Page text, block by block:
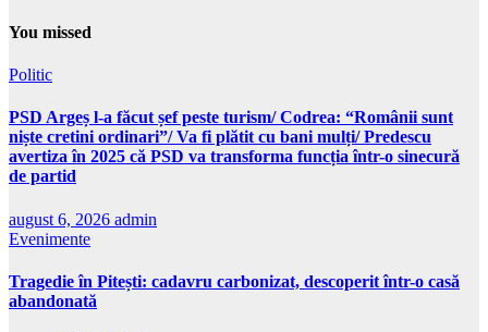
You missed
Politic
PSD Argeș l-a făcut șef peste turism/ Codrea: “Românii sunt
niște cretini ordinari”/ Va fi plătit cu bani mulți/ Predescu
avertiza în 2025 că PSD va transforma funcția într-o sinecură
de partid
august 6, 2026 admin
Evenimente
Tragedie în Pitești: cadavru carbonizat, descoperit într-o casă
abandonată